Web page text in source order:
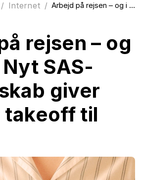
/ Internet / Arbejd på rejsen – og i luften: Nyt SAS-partnerskab giver WiFi fra takeoff til landing
rejsen – og
SAS-
giver
takeoff til